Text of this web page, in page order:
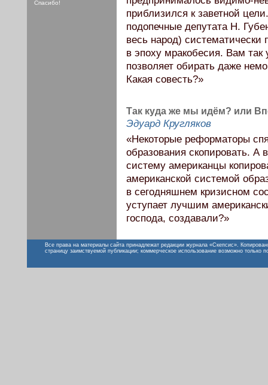
Спасибо!
приблизился к заветной
подопечные депутата Н.
весь народ) систематически
в эпоху мракобесия. Вам так
позволяет обирать даже
Какая совесть?»
Так куда же мы идём? или
Эдуард Кругляков
«Некоторые реформаторы
образования скопировать. А
систему американцы
американской системой
в сегодняшнем кризисном
уступает лучшим
господа, создавали?»
Все права на материалы сайта принадлежат редакции журнала «Скепсис».
страницу заимствуемой публикации; коммерческое использование возможно только